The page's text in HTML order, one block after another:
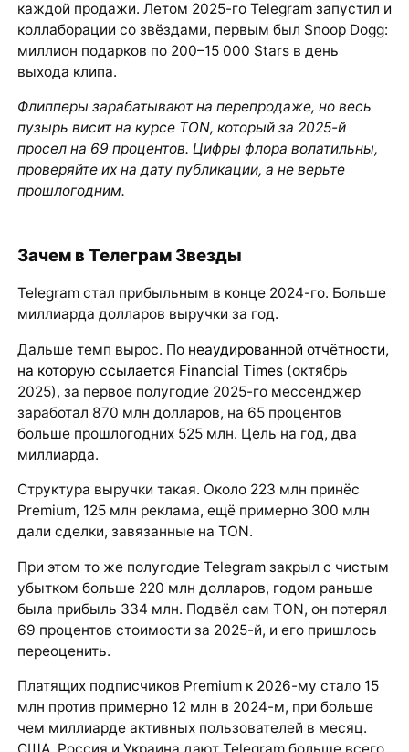
каждой продажи. Летом 2025-го Telegram запустил и
коллаборации со звёздами, первым был Snoop Dogg:
миллион подарков по 200–15 000 Stars в день
выхода клипа.
Флипперы зарабатывают на перепродаже, но весь
пузырь висит на курсе TON, который за 2025-й
просел на 69 процентов. Цифры флора волатильны,
проверяйте их на дату публикации, а не верьте
прошлогодним.
Зачем в Телеграм Звезды
Telegram стал прибыльным в конце 2024-го. Больше
миллиарда долларов выручки за год.
Дальше темп вырос. По неаудированной отчётности,
на которую ссылается Financial Times(октябрь
2025), за первое полугодие 2025-го мессенджер
заработал 870 млн долларов, на 65 процентов
больше прошлогодних 525 млн. Цель на год, два
миллиарда.
Структура выручки такая. Около 223 млн принёс
Premium, 125 млн реклама, ещё примерно 300 млн
дали сделки, завязанные на TON.
При этом то же полугодие Telegram закрыл с чистым
убытком больше 220 млн долларов, годом раньше
была прибыль 334 млн. Подвёл сам TON, он потерял
69 процентов стоимости за 2025-й, и его пришлось
переоценить.
Платящих подписчиков Premium к 2026-му стало 15
млн против примерно 12 млн в 2024-м, при больше
чем миллиарде активных пользователей в месяц.